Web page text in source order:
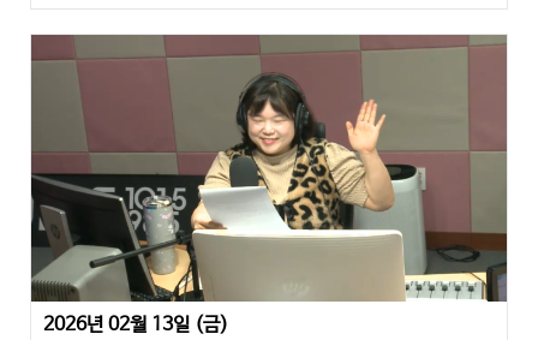
2026년 02월 13일 (금)